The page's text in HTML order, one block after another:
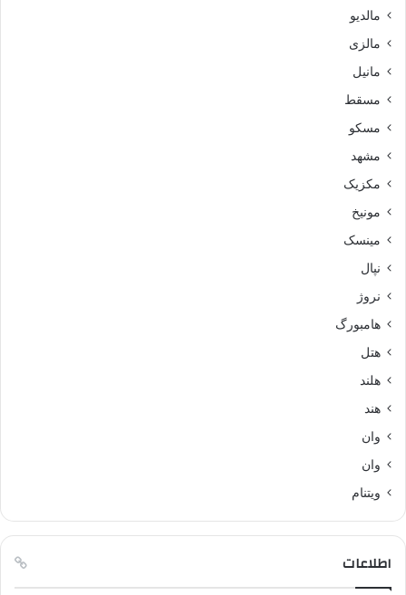
مالدیو
مالزی
مانیل
مسقط
مسکو
مشهد
مکزیک
مونیخ
مینسک
نپال
نروژ
هامبورگ
هتل
هلند
هند
وان
وان
ویتنام
اطلاعات